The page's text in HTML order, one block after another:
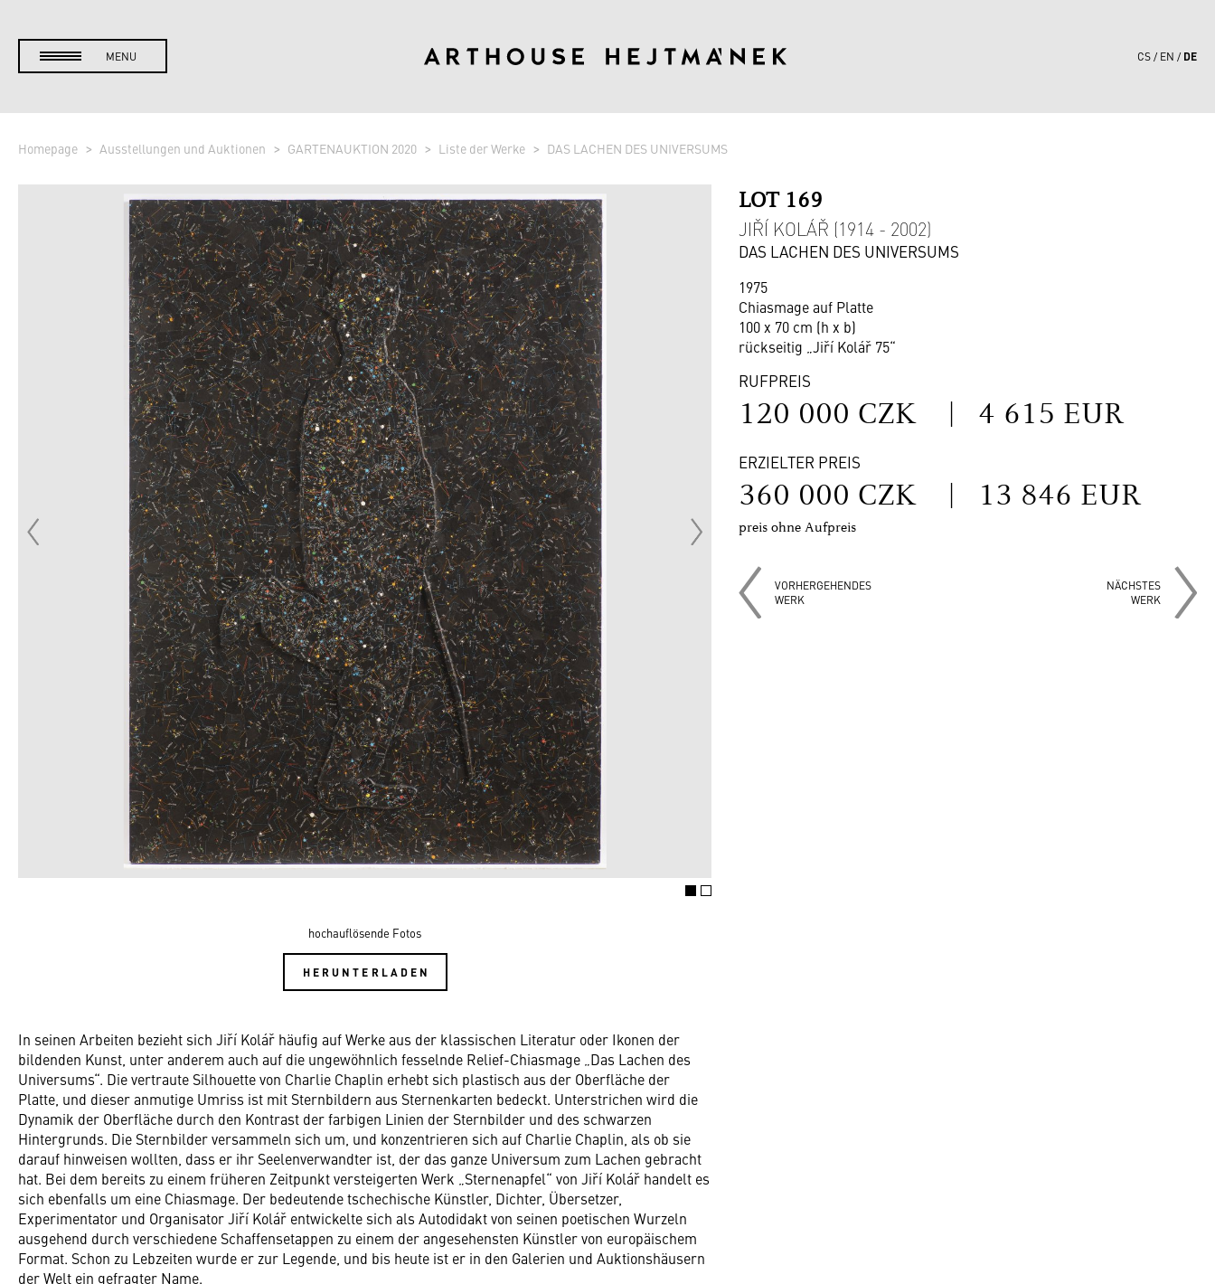
MENU CS EN DE
Homepage Ausstellungen und Auktionen GARTENAUKTION 2020 Liste der Werke DAS LACHEN DES UNIVERSUMS
hochauflösende Fotos
HERUNTERLADEN
LOT 169
JIŘÍ KOLÁŘ (1914 - 2002)
DAS LACHEN DES UNIVERSUMS
1975
Chiasmage auf Platte
100 x 70 cm (h x b)
rückseitig „Jiří Kolář 75“
RUFPREIS
120 000 CZK | 4 615 EUR
ERZIELTER PREIS
360 000 CZK | 13 846 EUR
preis ohne Aufpreis
VORHERGEHENDES
WERK
NÄCHSTES
WERK
In seinen Arbeiten bezieht sich Jiří Kolář häufig auf Werke aus der klassischen Literatur oder Ikonen der
bildenden Kunst, unter anderem auch auf die ungewöhnlich fesselnde Relief-Chiasmage „Das Lachen des
Universums“. Die vertraute Silhouette von Charlie Chaplin erhebt sich plastisch aus der Oberfläche der
Platte, und dieser anmutige Umriss ist mit Sternbildern aus Sternenkarten bedeckt. Unterstrichen wird die
Dynamik der Oberfläche durch den Kontrast der farbigen Linien der Sternbilder und des schwarzen
Hintergrunds. Die Sternbilder versammeln sich um, und konzentrieren sich auf Charlie Chaplin, als ob sie
darauf hinweisen wollten, dass er ihr Seelenverwandter ist, der das ganze Universum zum Lachen gebracht
hat. Bei dem bereits zu einem früheren Zeitpunkt versteigerten Werk „Sternenapfel“ von Jiří Kolář handelt es
sich ebenfalls um eine Chiasmage. Der bedeutende tschechische Künstler, Dichter, Übersetzer,
Experimentator und Organisator Jiří Kolář entwickelte sich als Autodidakt von seinen poetischen Wurzeln
ausgehend durch verschiedene Schaffensetappen zu einem der angesehensten Künstler von europäischem
Format. Schon zu Lebzeiten wurde er zur Legende, und bis heute ist er in den Galerien und Auktionshäusern
der Welt ein gefragter Name.